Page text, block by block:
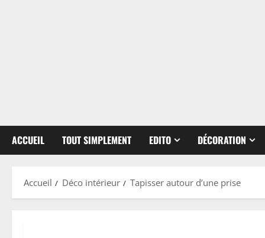
ACCUEIL TOUT SIMPLEMENT EDITO DÉCORATION
Accueil Déco intérieur Tapisser autour d’une prise